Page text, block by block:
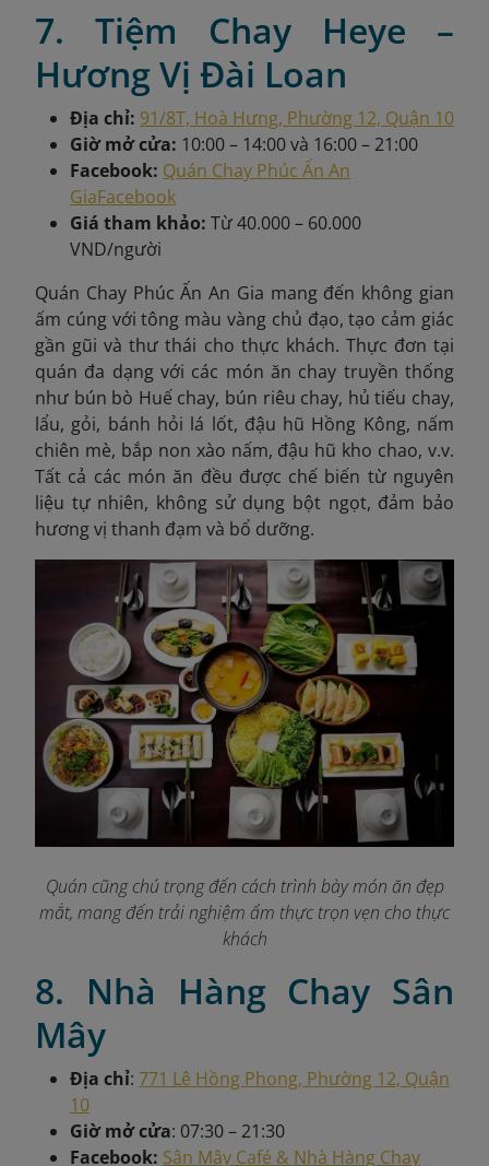
7. Tiệm Chay Heye –
Hương Vị Đài Loan
Địa chỉ: 91/8T, Hoà Hưng, Phường 12, Quận 10
Giờ mở cửa: 10:00 – 14:00 và 16:00 – 21:00
Facebook: Quán Chay Phúc Ấn An
GiaFacebook
Giá tham khảo: Từ 40.000 – 60.000
VND/người
Quán Chay Phúc Ấn An Gia mang đến không gian
ấm cúng với tông màu vàng chủ đạo, tạo cảm giác
gần gũi và thư thái cho thực khách. Thực đơn tại
quán đa dạng với các món ăn chay truyền thống
như bún bò Huế chay, bún riêu chay, hủ tiếu chay,
lẩu, gỏi, bánh hỏi lá lốt, đậu hũ Hồng Kông, nấm
chiên mè, bắp non xào nấm, đậu hũ kho chao, v.v.
Tất cả các món ăn đều được chế biến từ nguyên
liệu tự nhiên, không sử dụng bột ngọt, đảm bảo
hương vị thanh đạm và bổ dưỡng.
Quán cũng chú trọng đến cách trình bày món ăn đẹp
mắt, mang đến trải nghiệm ẩm thực trọn vẹn cho thực
khách
8. Nhà Hàng Chay Sân
Mây
Địa chỉ: 771 Lê Hồng Phong, Phường 12, Quận
10
Giờ mở cửa: 07:30 – 21:30
Facebook: Sân Mây Café & Nhà Hàng Chay